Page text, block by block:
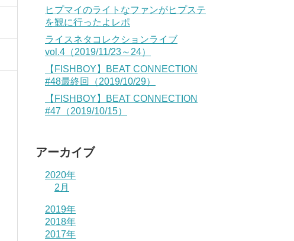
ヒプマイのライトなファンがヒプステ
を観に行ったよレポ
ライスネタコレクションライブ
vol.4（2019/11/23～24）
【FISHBOY】BEAT CONNECTION
#48最終回（2019/10/29）
【FISHBOY】BEAT CONNECTION
#47（2019/10/15）
アーカイブ
2020年
2月
2019年
2018年
2017年